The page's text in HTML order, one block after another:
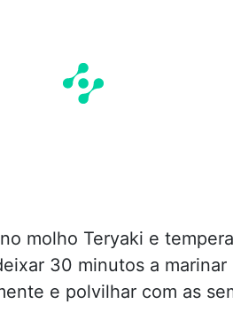
molho Teryaki e
30 minutos a marinar
e polvilhar com as